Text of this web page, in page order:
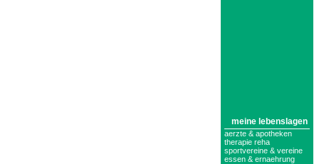
meine lebenslagen
aerzte & apotheken
therapie reha
sportvereine & vereine
essen & ernaehrung